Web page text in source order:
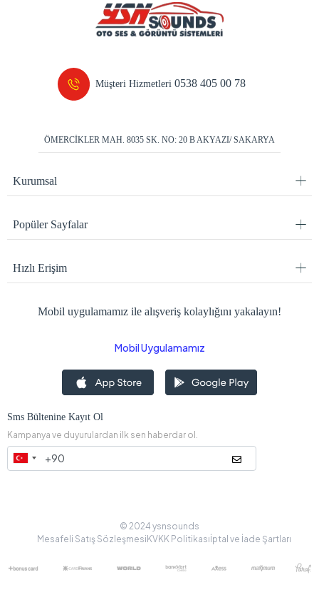
Müşteri Hizmetleri0538 405 00 78
ÖMERCİKLER MAH. 8035 SK. NO: 20 B AKYAZI/ SAKARYA
Kurumsal
Popüler Sayfalar
Hızlı Erişim
Mobil uygulamamız ile alışveriş kolaylığını yakalayın!
Mobil Uygulamamız
Sms Bültenine Kayıt Ol
Kampanya ve duyurulardan ilk sen haberdar ol.
© 2024 ysnsounds
Mesafeli Satış Sözleşmesi KVKK Politikasıİptal ve İade Şartları